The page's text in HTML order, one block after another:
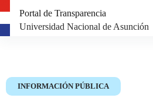
Portal de Transparencia
Universidad Nacional de Asunción
INFORMACIÓN PÚBLICA